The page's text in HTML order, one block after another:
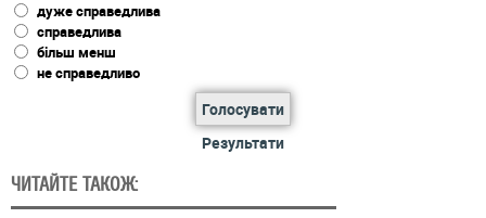
дуже справедлива
справедлива
більш менш
не справедливо
Голосувати
Результати
ЧИТАЙТЕ ТАКОЖ: